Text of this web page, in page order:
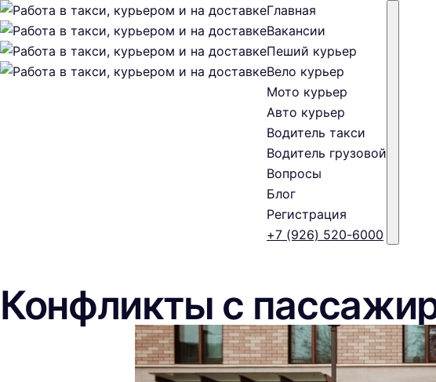
Главная
Вакансии
Пеший курьер
Вело курьер
Мото курьер
Авто курьер
Водитель такси
Водитель грузовой
Вопросы
Блог
Регистрация
+7 (926) 520-6000
Конфликты с